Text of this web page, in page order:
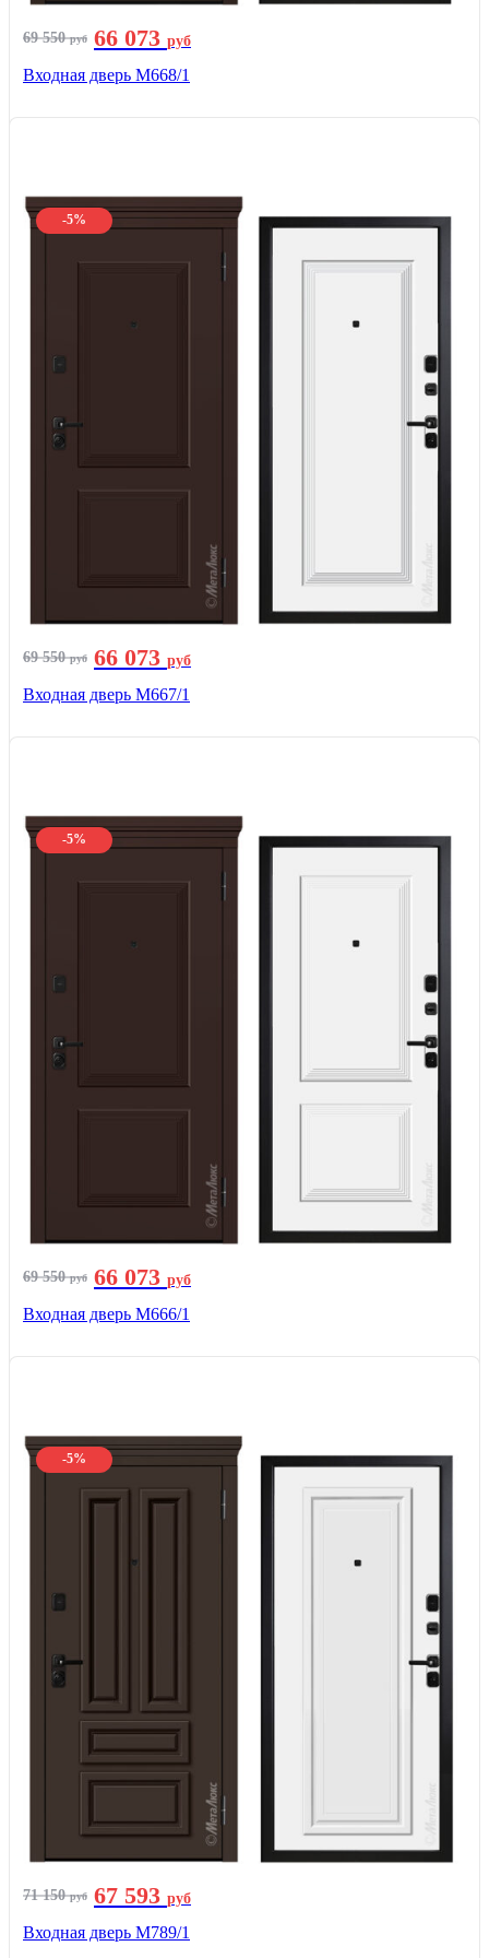
69 550руб 66 073 руб
Входная дверь М668/1
-5%
69 550руб 66 073 руб
Входная дверь М667/1
-5%
69 550руб 66 073 руб
Входная дверь М666/1
-5%
71 150руб 67 593 руб
Входная дверь М789/1